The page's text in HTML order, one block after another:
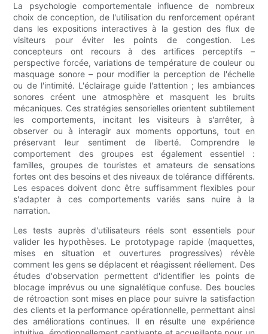
La psychologie comportementale influence de nombreux
choix de conception, de l'utilisation du renforcement opérant
dans les expositions interactives à la gestion des flux de
visiteurs pour éviter les points de congestion. Les
concepteurs ont recours à des artifices perceptifs –
perspective forcée, variations de température de couleur ou
masquage sonore – pour modifier la perception de l'échelle
ou de l'intimité. L'éclairage guide l'attention ; les ambiances
sonores créent une atmosphère et masquent les bruits
mécaniques. Ces stratégies sensorielles orientent subtilement
les comportements, incitant les visiteurs à s'arrêter, à
observer ou à interagir aux moments opportuns, tout en
préservant leur sentiment de liberté. Comprendre le
comportement des groupes est également essentiel :
familles, groupes de touristes et amateurs de sensations
fortes ont des besoins et des niveaux de tolérance différents.
Les espaces doivent donc être suffisamment flexibles pour
s'adapter à ces comportements variés sans nuire à la
narration.
Les tests auprès d'utilisateurs réels sont essentiels pour
valider les hypothèses. Le prototypage rapide (maquettes,
mises en situation et ouvertures progressives) révèle
comment les gens se déplacent et réagissent réellement. Des
études d'observation permettent d'identifier les points de
blocage imprévus ou une signalétique confuse. Des boucles
de rétroaction sont mises en place pour suivre la satisfaction
des clients et la performance opérationnelle, permettant ainsi
des améliorations continues. Il en résulte une expérience